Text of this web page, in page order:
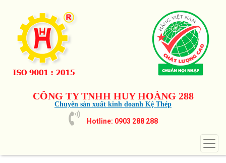
CÔNG TY TNHH HUY HOÀNG 288
Chuyên sản xuất kinh doanh Kệ Thép
Hotline: 0903 288 288